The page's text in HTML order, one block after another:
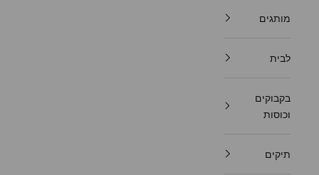
מותגים
לבית
בקבוקים
וכוסות
תיקים